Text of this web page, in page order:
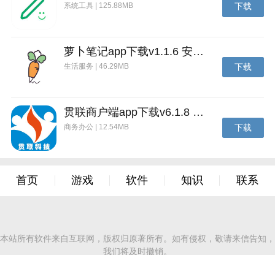
1，高清数据，用户对于喜欢的壁纸可以直接来进行选
系统工具 | 125.88MB 下载
萝卜笔记app下载v1.1.6 安卓版
生活服务 | 46.29MB 下载
贯联商户端app下载v6.1.8 安卓版
商务办公 | 12.54MB 下载
首页 游戏 软件 知识 联系
本站所有软件来自互联网，版权归原著所有。如有侵权，敬请来信告知，
我们将及时撤销。